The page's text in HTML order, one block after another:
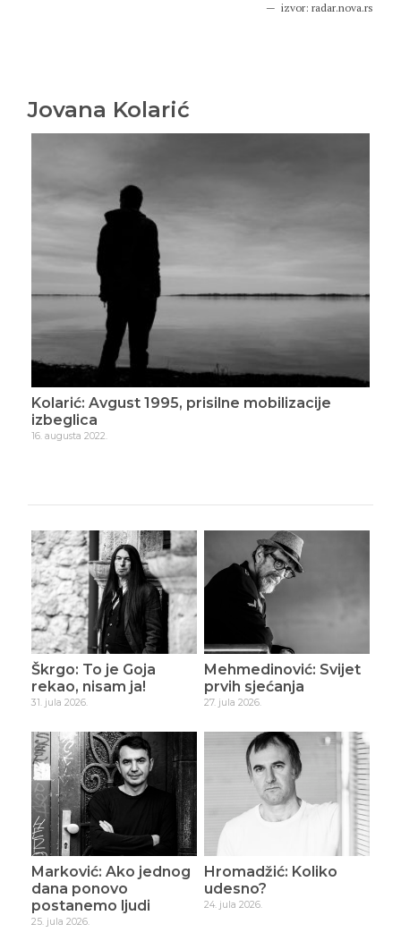
izvor: radar.nova.rs
Jovana Kolarić
Kolarić: Avgust 1995, prisilne mobilizacije
izbeglica
16. augusta 2022.
Škrgo: To je Goja
rekao, nisam ja!
31. jula 2026.
Mehmedinović: Svijet
prvih sjećanja
27. jula 2026.
Marković: Ako jednog
dana ponovo
postanemo ljudi
25. jula 2026.
Hromadžić: Koliko
udesno?
24. jula 2026.